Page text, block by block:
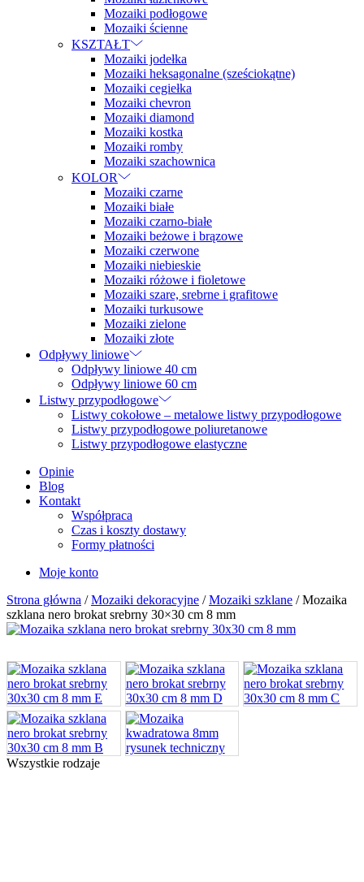
Mozaiki podłogowe
Mozaiki ścienne
KSZTAŁT
Mozaiki jodełka
Mozaiki heksagonalne (sześciokątne)
Mozaiki cegiełka
Mozaiki chevron
Mozaiki diamond
Mozaiki kostka
Mozaiki romby
Mozaiki szachownica
KOLOR
Mozaiki czarne
Mozaiki białe
Mozaiki czarno-białe
Mozaiki beżowe i brązowe
Mozaiki czerwone
Mozaiki niebieskie
Mozaiki różowe i fioletowe
Mozaiki szare, srebrne i grafitowe
Mozaiki turkusowe
Mozaiki zielone
Mozaiki złote
Odpływy liniowe
Odpływy liniowe 40 cm
Odpływy liniowe 60 cm
Listwy przypodłogowe
Listwy cokołowe – metalowe listwy przypodłogowe
Listwy przypodłogowe poliuretanowe
Listwy przypodłogowe elastyczne
Opinie
Blog
Kontakt
Współpraca
Czas i koszty dostawy
Formy płatności
Moje konto
Strona główna /Mozaiki dekoracyjne /Mozaiki szklane / Mozaika
szklana nero brokat srebrny 30×30 cm 8 mm
Wszystkie rodzaje